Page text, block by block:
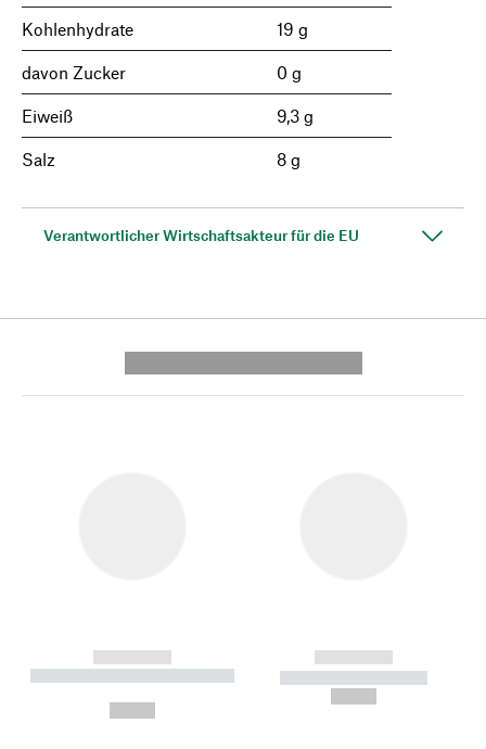
Kohlenhydrate 19 g
davon Zucker 0 g
Eiweiß 9,3 g
Salz 8 g
Verantwortlicher Wirtschaftsakteur für die EU
------------
----------- ----------- --------
------------
----------- -----------